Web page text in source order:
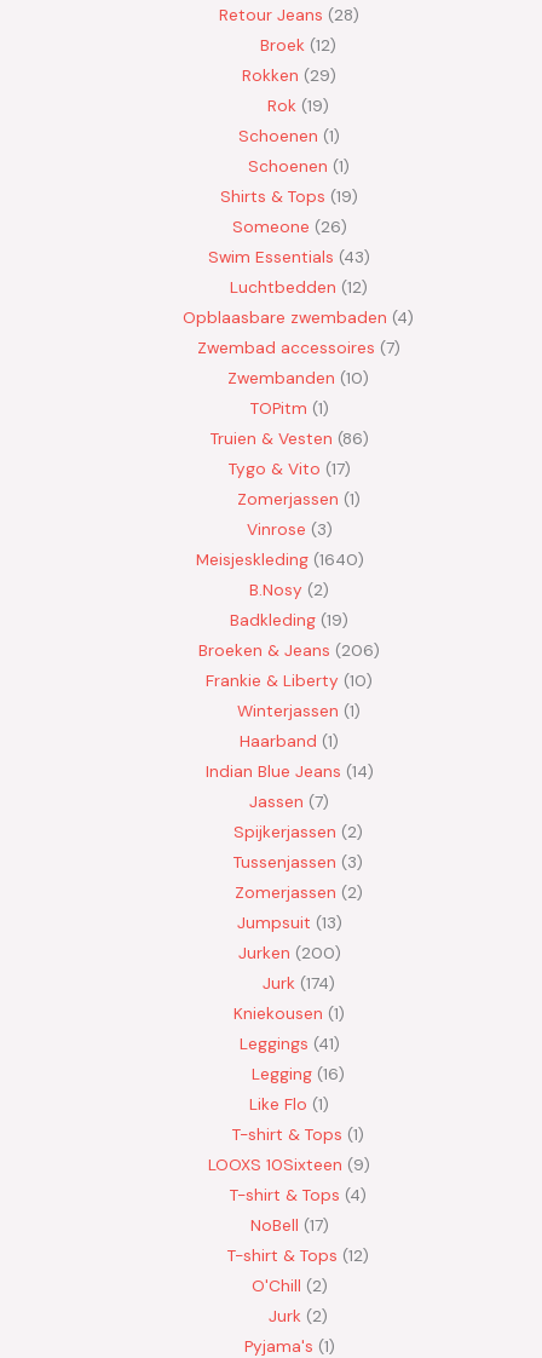
Retour Jeans
28
Broek 12
Rokken
29
Rok 19
Schoenen 1
Schoenen 1
Shirts & Tops 19
Someone 26
Swim Essentials 43
Luchtbedden 12
Opblaasbare zwembaden 4
Zwembad accessoires 7
Zwembanden 10
TOPitm 1
Truien & Vesten 86
Tygo & Vito 17
Zomerjassen 1
Vinrose 3
Meisjeskleding 1640
B.Nosy
2
Badkleding 19
Broeken & Jeans
206
Frankie & Liberty 10
Winterjassen 1
Haarband 1
Indian Blue Jeans 14
Jassen 7
Spijkerjassen
2
Tussenjassen
3
Zomerjassen 2
Jumpsuit 13
Jurken 200
Jurk 174
Kniekousen 1
Leggings 41
Legging 16
Like Flo 1
T-shirt & Tops 1
LOOXS 10Sixteen
9
T-shirt & Tops 4
NoBell 17
T-shirt & Tops 12
O'Chill 2
Jurk 2
Pyjama's 1